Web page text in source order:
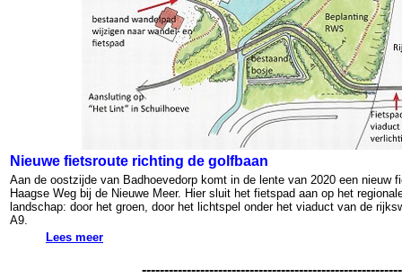
Nieuwe fietsroute richting de golfbaan
Aan de oostzijde van Badhoevedorp komt in de lente van 2020 een nieuw
Haagse Weg bij de Nieuwe Meer. Hier sluit het fietspad aan op het
landschap: door het groen, door het lichtspel onder het viaduct van de
A9.
Lees meer